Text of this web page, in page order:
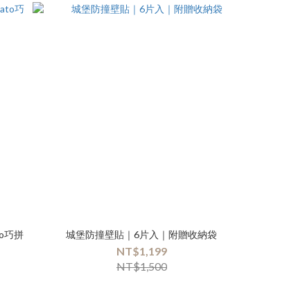
城堡防撞壁貼｜6片入｜附贈收納袋
NT$1,199
NT$1,500